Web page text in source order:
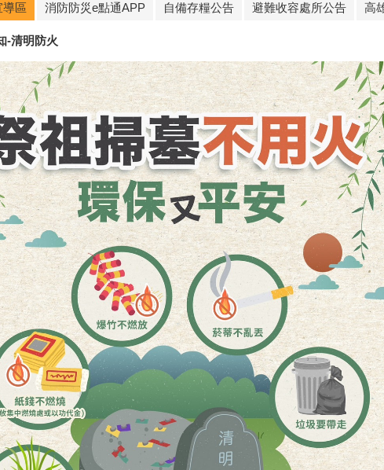
導區 消防防災e點通APP 自備存糧公告 避難收容處所公告 高
-清明防火